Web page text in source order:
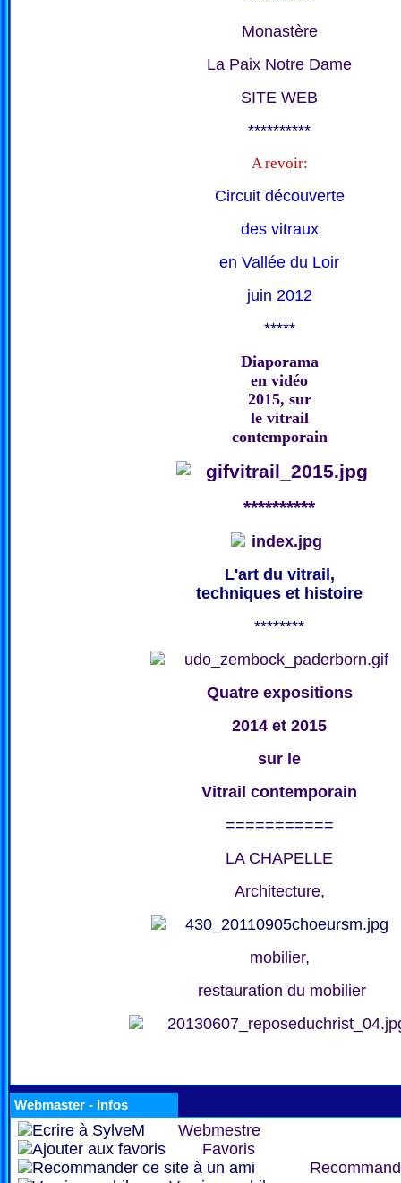
Monastère
La Paix Notre Dame
SITE WEB
**********
A revoir:
Circuit découverte
des vitraux
en Vallée du Loir
juin 2012
*****
Diaporama
en vidéo
2015, sur
le vitrail
contemporain
**********
L'art du vitrail,
techniques et histoire
********
Quatre expositions
2014 et 2015
sur le
Vitrail contemporain
===========
LA CHAPELLE
Architecture,
mobilier,
restauration du mobilier
Webmaster - Infos
Webmestre
Favoris